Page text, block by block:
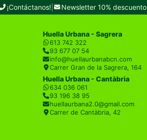
¡Contáctanos! Newsletter 10% descuento
Huella Urbana - Sagrera
613 742 322
93 677 07 54
info@huellaurbanabcn.com
Carrer Gran de la Sagrera, 164
Huella Urbana - Cantàbria
634 036 061
93 196 38 95
huellaurbana2.0@gmail.com
Carrer de Cantàbria, 42